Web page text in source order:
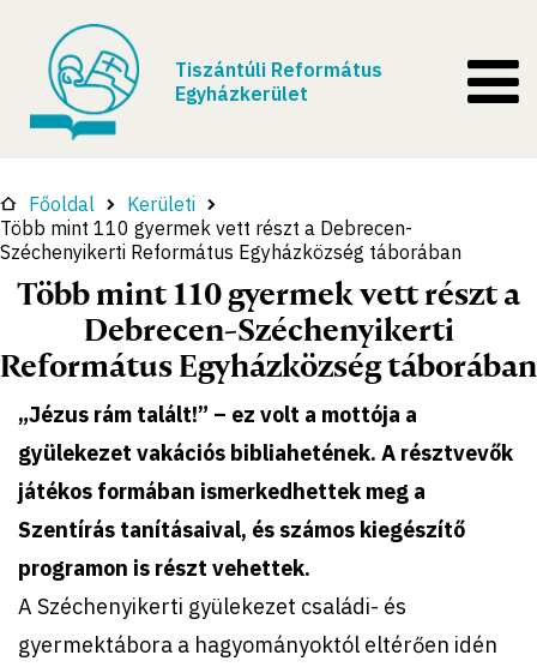
Tiszántúli Református
Egyházkerület
Főoldal
Kerületi
Több mint 110 gyermek vett részt a Debrecen-
Széchenyikerti Református Egyházközség táborában
Több mint 110 gyermek vett részt a
Debrecen-Széchenyikerti
Református Egyházközség táborában
„Jézus rám talált!” – ez volt a mottója a
gyülekezet vakációs bibliahetének. A résztvevők
játékos formában ismerkedhettek meg a
Szentírás tanításaival, és számos kiegészítő
programon is részt vehettek.
A Széchenyikerti gyülekezet családi- és
gyermektábora a hagyományoktól eltérően idén